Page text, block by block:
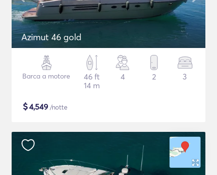
Azimut 46 gold
Barca a motore
46 ft
14 m
4 2 3
$4,549 /notte